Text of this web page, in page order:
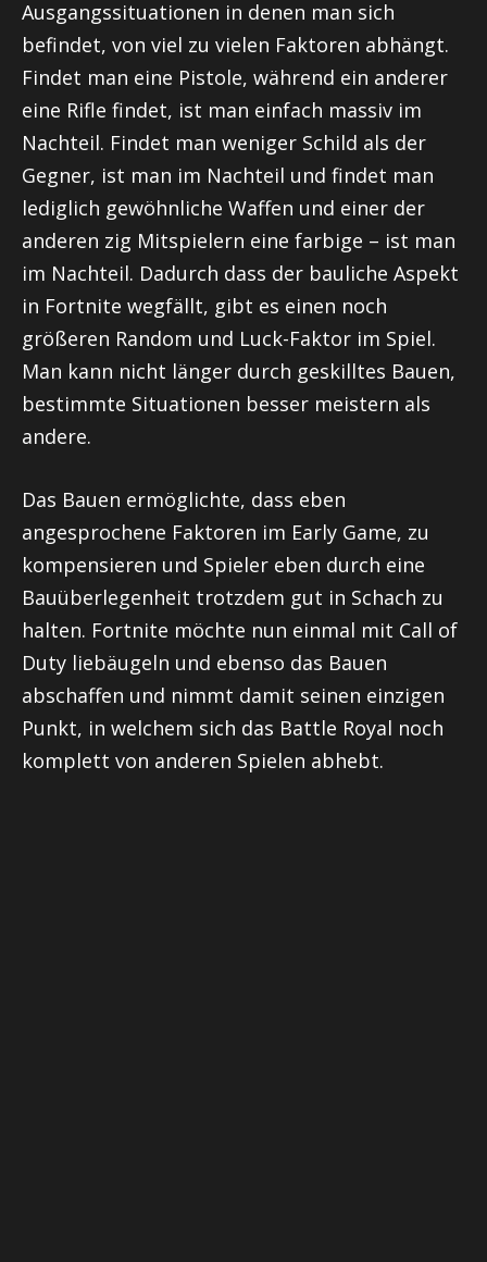
Ausgangssituationen in denen man sich
befindet, von viel zu vielen Faktoren abhängt.
Findet man eine Pistole, während ein anderer
eine Rifle findet, ist man einfach massiv im
Nachteil. Findet man weniger Schild als der
Gegner, ist man im Nachteil und findet man
lediglich gewöhnliche Waffen und einer der
anderen zig Mitspielern eine farbige – ist man
im Nachteil. Dadurch dass der bauliche Aspekt
in Fortnite wegfällt, gibt es einen noch
größeren Random und Luck-Faktor im Spiel.
Man kann nicht länger durch geskilltes Bauen,
bestimmte Situationen besser meistern als
andere.
Das Bauen ermöglichte, dass eben
angesprochene Faktoren im Early Game, zu
kompensieren und Spieler eben durch eine
Bauüberlegenheit trotzdem gut in Schach zu
halten. Fortnite möchte nun einmal mit Call of
Duty liebäugeln und ebenso das Bauen
abschaffen und nimmt damit seinen einzigen
Punkt, in welchem sich das Battle Royal noch
komplett von anderen Spielen abhebt.